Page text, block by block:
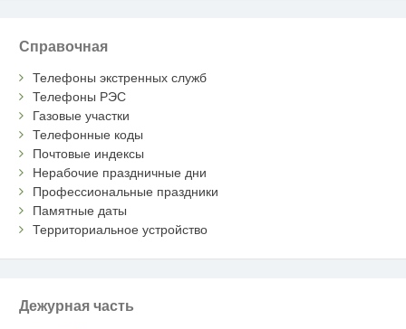
Справочная
Телефоны экстренных служб
Телефоны РЭС
Газовые участки
Телефонные коды
Почтовые индексы
Нерабочие праздничные дни
Профессиональные праздники
Памятные даты
Территориальное устройство
Дежурная часть